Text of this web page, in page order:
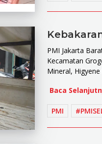
PMI Jakarta
Kecamatan
Mineral,
Baca
PMI